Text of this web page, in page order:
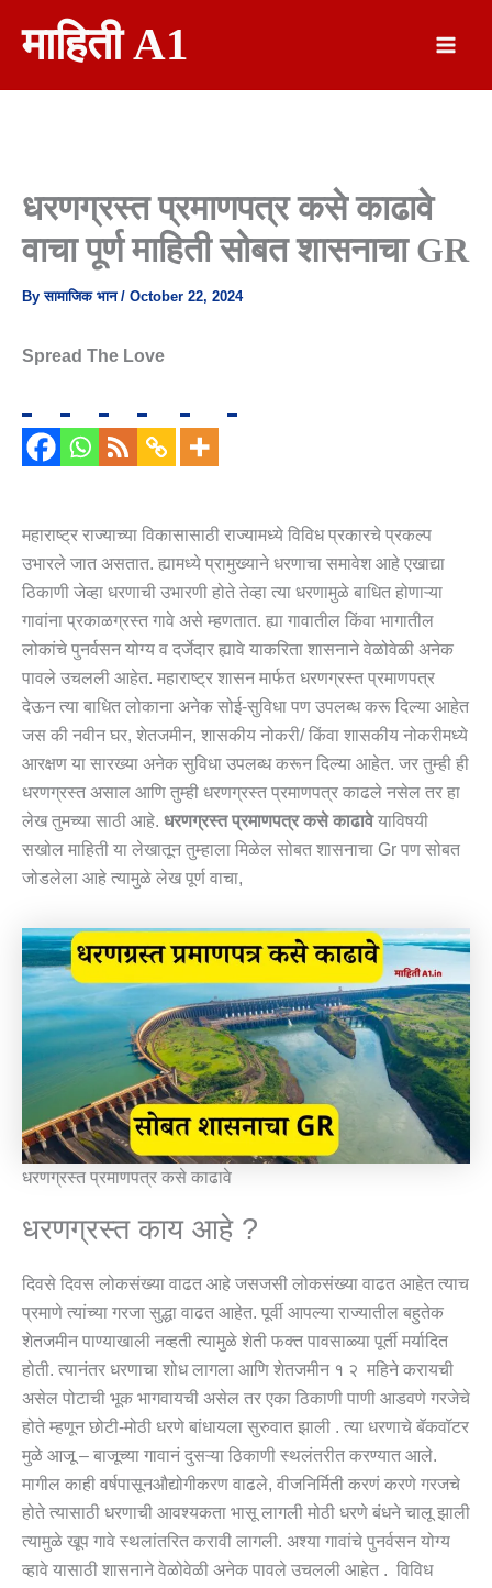
माहिती A1
धरणग्रस्त प्रमाणपत्र कसे काढावे
वाचा पूर्ण माहिती सोबत शासनाचा GR
Byसामाजिक भान / October 22, 2024
Spread The Love
महाराष्ट्र राज्याच्या विकासासाठी राज्यामध्ये विविध प्रकारचे प्रकल्प
उभारले जात असतात. ह्यामध्ये प्रामुख्याने धरणाचा समावेश आहे एखाद्या
ठिकाणी जेव्हा धरणाची उभारणी होते तेव्हा त्या धरणामुळे बाधित होणाऱ्या
गावांना प्रकाळग्रस्त गावे असे म्हणतात. ह्या गावातील किंवा भागातील
लोकांचे पुनर्वसन योग्य व दर्जेदार ह्यावे याकरिता शासनाने वेळोवेळी अनेक
पावले उचलली आहेत. महाराष्ट्र शासन मार्फत धरणग्रस्त प्रमाणपत्र
देऊन त्या बाधित लोकाना अनेक सोई-सुविधा पण उपलब्ध करू दिल्या आहेत
जस की नवीन घर, शेतजमीन, शासकीय नोकरी/ किंवा शासकीय नोकरीमध्ये
आरक्षण या सारख्या अनेक सुविधा उपलब्ध करून दिल्या आहेत. जर तुम्ही ही
धरणग्रस्त असाल आणि तुम्ही धरणग्रस्त प्रमाणपत्र काढले नसेल तर हा
लेख तुमच्या साठी आहे. धरणग्रस्त प्रमाणपत्र कसे काढावेयाविषयी
सखोल माहिती या लेखातून तुम्हाला मिळेल सोबत शासनाचा Gr पण सोबत
जोडलेला आहे त्यामुळे लेख पूर्ण वाचा,
धरणग्रस्त प्रमाणपत्र कसे काढावे
धरणग्रस्त काय आहे ?
दिवसे दिवस लोकसंख्या वाढत आहे जसजसी लोकसंख्या वाढत आहेत त्याच
प्रमाणे त्यांच्या गरजा सुद्धा वाढत आहेत. पूर्वी आपल्या राज्यातील बहुतेक
शेतजमीन पाण्याखाली नव्हती त्यामुळे शेती फक्त पावसाळ्या पूर्ती मर्यादित
होती. त्यानंतर धरणाचा शोध लागला आणि शेतजमीन १ २ महिने करायची
असेल पोटाची भूक भागवायची असेल तर एका ठिकाणी पाणी आडवणे गरजेचे
होते म्हणून छोटी-मोठी धरणे बांधायला सुरुवात झाली . त्या धरणाचे बॅकवॉटर
मुळे आजू – बाजूच्या गावानं दुसऱ्या ठिकाणी स्थलंतरीत करण्यात आले.
मागील काही वर्षपासूनऔद्योगीकरण वाढले, वीजनिर्मिती करणं करणे गरजचे
होते त्यासाठी धरणाची आवश्यकता भासू लागली मोठी धरणे बंधने चालू झाली
त्यामुळे खूप गावे स्थलांतरित करावी लागली. अश्या गावांचे पुनर्वसन योग्य
व्हावे यासाठी शासनाने वेळोवेळी अनेक पावले उचलली आहेत . विविध